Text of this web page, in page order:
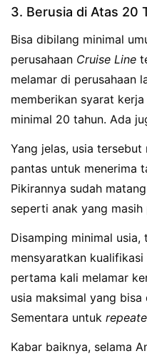
3. Berusia di Atas 20
Bisa dibilang minimal
perusahaan Cruise Line
melamar di perusahaan
memberikan syarat
minimal 20 tahun. Ada
Yang jelas, usia
pantas untuk menerima
Pikirannya sudah
seperti anak yang
Disamping minimal usia,
mensyaratkan
pertama kali melamar
usia maksimal yang
Sementara untuk
Kabar baiknya, selama